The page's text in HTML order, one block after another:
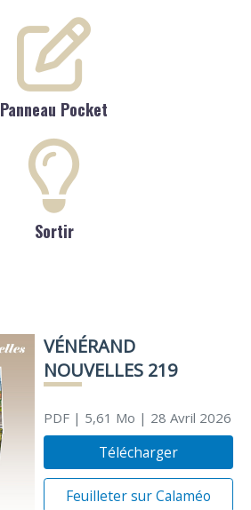
Panneau Pocket
Sortir
VÉNÉRAND
NOUVELLES 219
PDF| 5,61 Mo | 28 Avril 2026
Télécharger
Feuilleter sur Calaméo